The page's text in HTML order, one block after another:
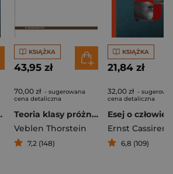
KSIĄŻKA
43,95 zł
70,00 zł - sugerowana
cena detaliczna
Teoria klasy próżniaczej
Veblen Thorstein
7,2 (148)
KSIĄŻKA
21,84 zł
32,00 zł -
cena detaliczna
Esej o
Ernst Cassirer
6,8 (109)